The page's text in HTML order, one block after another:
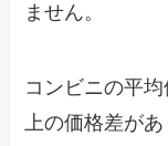
ません。
コンビニの平
上の価格差が